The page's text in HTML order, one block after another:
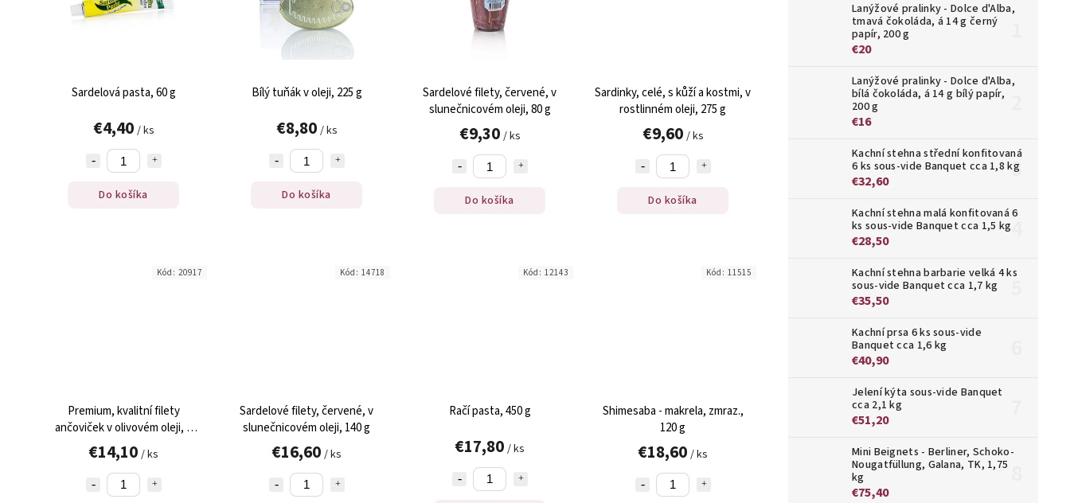
Lanýžové pralinky - Dolce d'Alba,
tmavá čokoláda, á 14 g černý
papír, 200 g
€20
Lanýžové pralinky - Dolce d'Alba,
bílá čokoláda, á 14 g bílý papír,
200 g
€16
Kachní stehna střední konfitovaná
6 ks sous-vide Banquet cca 1,8 kg
€32,60
Kachní stehna malá konfitovaná 6
ks sous-vide Banquet cca 1,5 kg
€28,50
Kachní stehna barbarie velká 4 ks
sous-vide Banquet cca 1,7 kg
€35,50
Kachní prsa 6 ks sous-vide
Banquet cca 1,6 kg
€40,90
Jelení kýta sous-vide Banquet
cca 2,1 kg
€51,20
Mini Beignets - Berliner, Schoko-
Nougatfüllung, Galana, TK, 1,75
kg
€75,40
Sardelová pasta, 60 g
€4,40 / ks
Do košíka
Bílý tuňák v oleji, 225 g
€8,80 / ks
Do košíka
Sardelové filety, červené, v
slunečnicovém oleji, 80 g
€9,30 / ks
Do košíka
Sardinky, celé, s kůží a kostmi, v
rostlinném oleji, 275 g
€9,60 / ks
Do košíka
Premium, kvalitní filety
ančoviček v olivovém oleji, L
´Escala, 50 g
€14,10 / ks
Kód: 20917
Sardelové filety, červené, v
slunečnicovém oleji, 140 g
€16,60 / ks
Kód: 14718
Račí pasta, 450 g
€17,80 / ks
Kód: 12143
Shimesaba - makrela, zmraz.,
120 g
€18,60 / ks
Kód: 11515